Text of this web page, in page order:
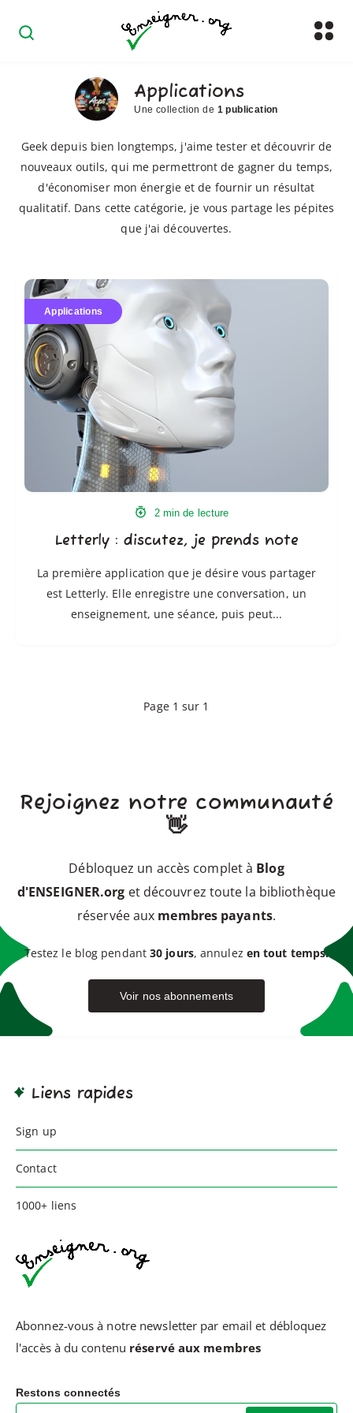
Applications
Une collection de 1 publication
Geek depuis bien longtemps, j'aime tester et découvrir de
nouveaux outils, qui me permettront de gagner du temps,
d'économiser mon énergie et de fournir un résultat
qualitatif. Dans cette catégorie, je vous partage les pépites
que j'ai découvertes.
Letterly
discutez,
je
prends
note
Applications
2 min de lecture
Letterly : discutez, je prends note
La première application que je désire vous partager
est Letterly. Elle enregistre une conversation, un
enseignement, une séance, puis peut...
Page 1 sur 1
Rejoignez notre communauté
👋
Débloquez un accès complet à Blog
d'ENSEIGNER.org et découvrez toute la bibliothèque
réservée aux membres payants.
Testez le blog pendant30 jours, annulez en tout temps.
Voir nos abonnements
Liens rapides
Sign up
Contact
1000+ liens
Abonnez-vous à notre newsletter par email et débloquez
l'accès à du contenu réservé aux membres
Restons connectés